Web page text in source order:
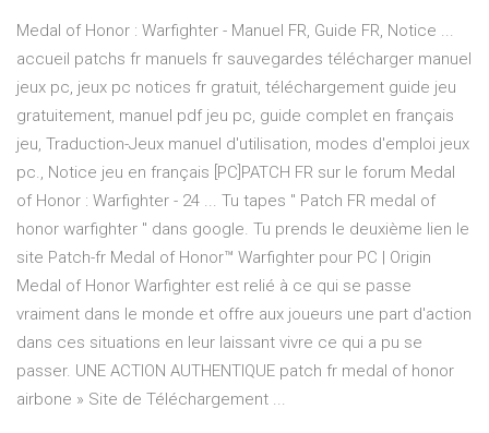
Medal of Honor : Warfighter - Manuel FR, Guide FR, Notice ...
accueil patchs fr manuels fr sauvegardes télécharger manuel
jeux pc, jeux pc notices fr gratuit, téléchargement guide jeu
gratuitement, manuel pdf jeu pc, guide complet en français
jeu, Traduction-Jeux manuel d'utilisation, modes d'emploi jeux
pc., Notice jeu en français [PC]PATCH FR sur le forum Medal
of Honor : Warfighter - 24 ... Tu tapes " Patch FR medal of
honor warfighter " dans google. Tu prends le deuxième lien le
site Patch-fr Medal of Honor™ Warfighter pour PC | Origin
Medal of Honor Warfighter est relié à ce qui se passe
vraiment dans le monde et offre aux joueurs une part d'action
dans ces situations en leur laissant vivre ce qui a pu se
passer. UNE ACTION AUTHENTIQUE patch fr medal of honor
airbone » Site de Téléchargement ...